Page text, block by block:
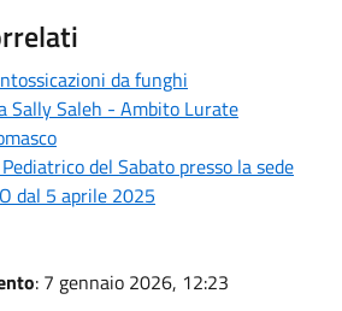
da funghi
Sally Saleh - Ambito Lurate
del Sabato presso la sede
dal 5 aprile 2025
: 7 gennaio 2026, 12:23